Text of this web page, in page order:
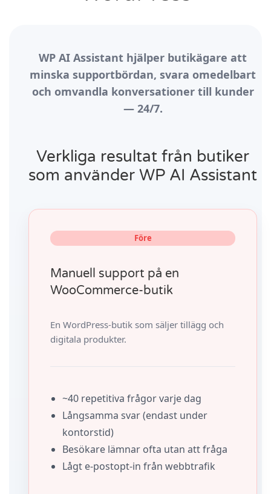
WP AI Assistant hjälper butikägare att
minska supportbördan, svara omedelbart
och omvandla konversationer till kunder
— 24/7.
Verkliga resultat från butiker
som använder WP AI Assistant
Före
Manuell support på en
WooCommerce-butik
En WordPress-butik som säljer tillägg och
digitala produkter.
~40 repetitiva frågor varje dag
Långsamma svar (endast under
kontorstid)
Besökare lämnar ofta utan att fråga
Lågt e‑postopt‑in från webbtrafik